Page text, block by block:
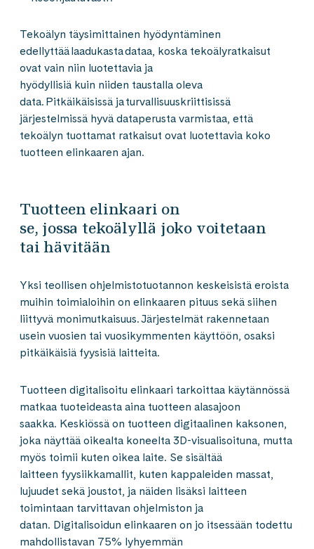
Tekoälyn täysimittainen hyödyntäminen
edellyttää laadukasta dataa, koska tekoälyratkaisut
ovat vain niin luotettavia ja
hyödyllisiä kuin niiden taustalla oleva
data. Pitkäikäisissä ja turvallisuuskriittisissä
järjestelmissä hyvä dataperusta varmistaa, että
tekoälyn tuottamat ratkaisut ovat luotettavia koko
tuotteen elinkaaren ajan.
Tuotteen elinkaari on
se, jossa tekoälyllä joko voitetaan
tai hävitään
Yksi teollisen ohjelmistotuotannon keskeisistä eroista
muihin toimialoihin on elinkaaren pituus sekä siihen
liittyvä monimutkaisuus. Järjestelmät rakennetaan
usein vuosien tai vuosikymmenten käyttöön, osaksi
pitkäikäisiä fyysisiä laitteita.
Tuotteen digitalisoitu elinkaari tarkoittaa käytännössä
matkaa tuoteideasta aina tuotteen alasajoon
saakka. Keskiössä on tuotteen digitaalinen kaksonen,
joka näyttää oikealta koneelta 3D-visualisoituna, mutta
myös toimii kuten oikea laite. Se sisältää
laitteen fyysiikkamallit, kuten kappaleiden massat,
lujuudet sekä joustot, ja näiden lisäksi laitteen
toimintaan tarvittavan ohjelmiston ja
datan. Digitalisoidun elinkaaren on jo itsessään todettu
mahdollistavan 75% lyhyemmän